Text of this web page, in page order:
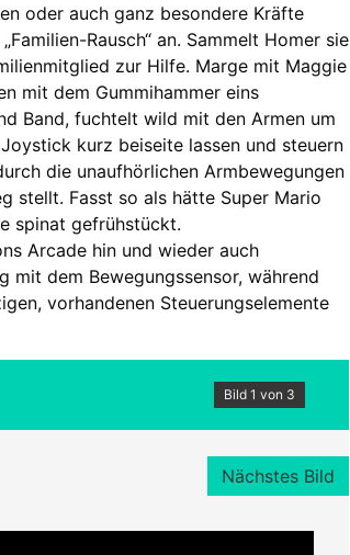
oder auch ganz besondere Kräfte
Rausch“ an. Sammelt Homer sie
zur Hilfe. Marge mit Maggie
mit dem Gummihammer eins
Band, fuchtelt wild mit den Armen um
kurz beiseite lassen und steuern
die unaufhörlichen Armbewegungen
stellt. Fasst so als hätte Super Mario
spinat gefrühstückt.
Arcade hin und wieder auch
mit dem Bewegungssensor, während
vorhandenen Steuerungselemente
Bild 1 von 3
Nächstes Bild